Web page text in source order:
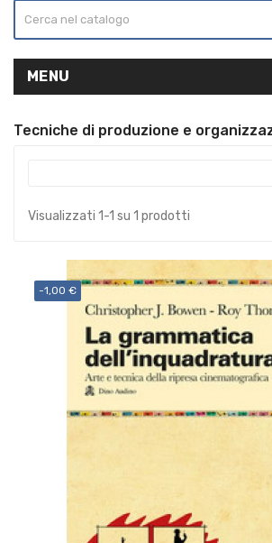
MENU
Tecniche di produzione e
Visualizzati 1-1 su 1 prodotti
-1,00 €